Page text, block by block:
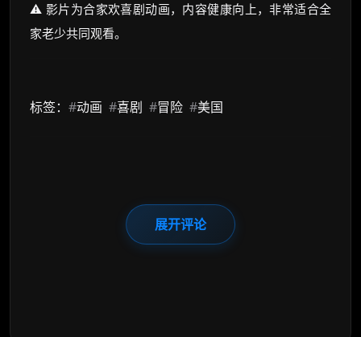
⚠️ 影片为合家欢喜剧动画，内容健康向上，非常适合全
家老少共同观看。
标签： #动画 #喜剧 #冒险 #美国
展开评论